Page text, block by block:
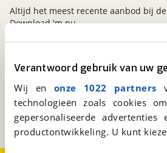
Verantwoord gebruik van uw
Wij en onze 1022 partners
technologieën zoals cookies
gepersonaliseerde
productontwikkeling. U kunt
viaBOVAG.nl
Kosterijland15
3981 AJ
Bunnik
Een initiatief van
BOVAG
Altijd het meest recente aanbod bij
Download 'm nu.